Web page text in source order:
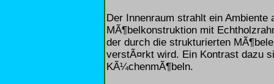
Der Innenraum strahlt ein
MÃ¶belkonstruktion mit
der durch die strukturierten
verstÃ¤rkt wird. Ein Kontrast dazu
KÃ¼chenmÃ¶beln.